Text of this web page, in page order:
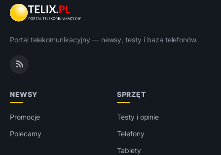
Portal telekomunikacyjny — newsy, testy i baza telefonów.
NEWSY
Promocje
Polecamy
SPRZĘT
Testy i opinie
Telefony
Tablety